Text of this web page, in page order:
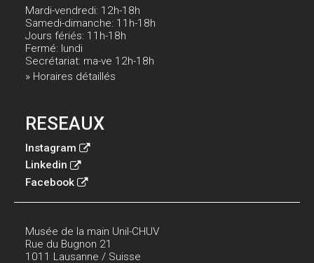
Mardi-vendredi: 12h-18h
Samedi-dimanche: 11h-18h
Jours fériés: 11h-18h
Fermé: lundi
Secrétariat: ma-ve 12h-18h
» Horaires détaillés
RESEAUX
Instagram
Linkedin
Facebook
Musée de la main Unil-CHUV
Rue du Bugnon 21
1011 Lausanne / Suisse